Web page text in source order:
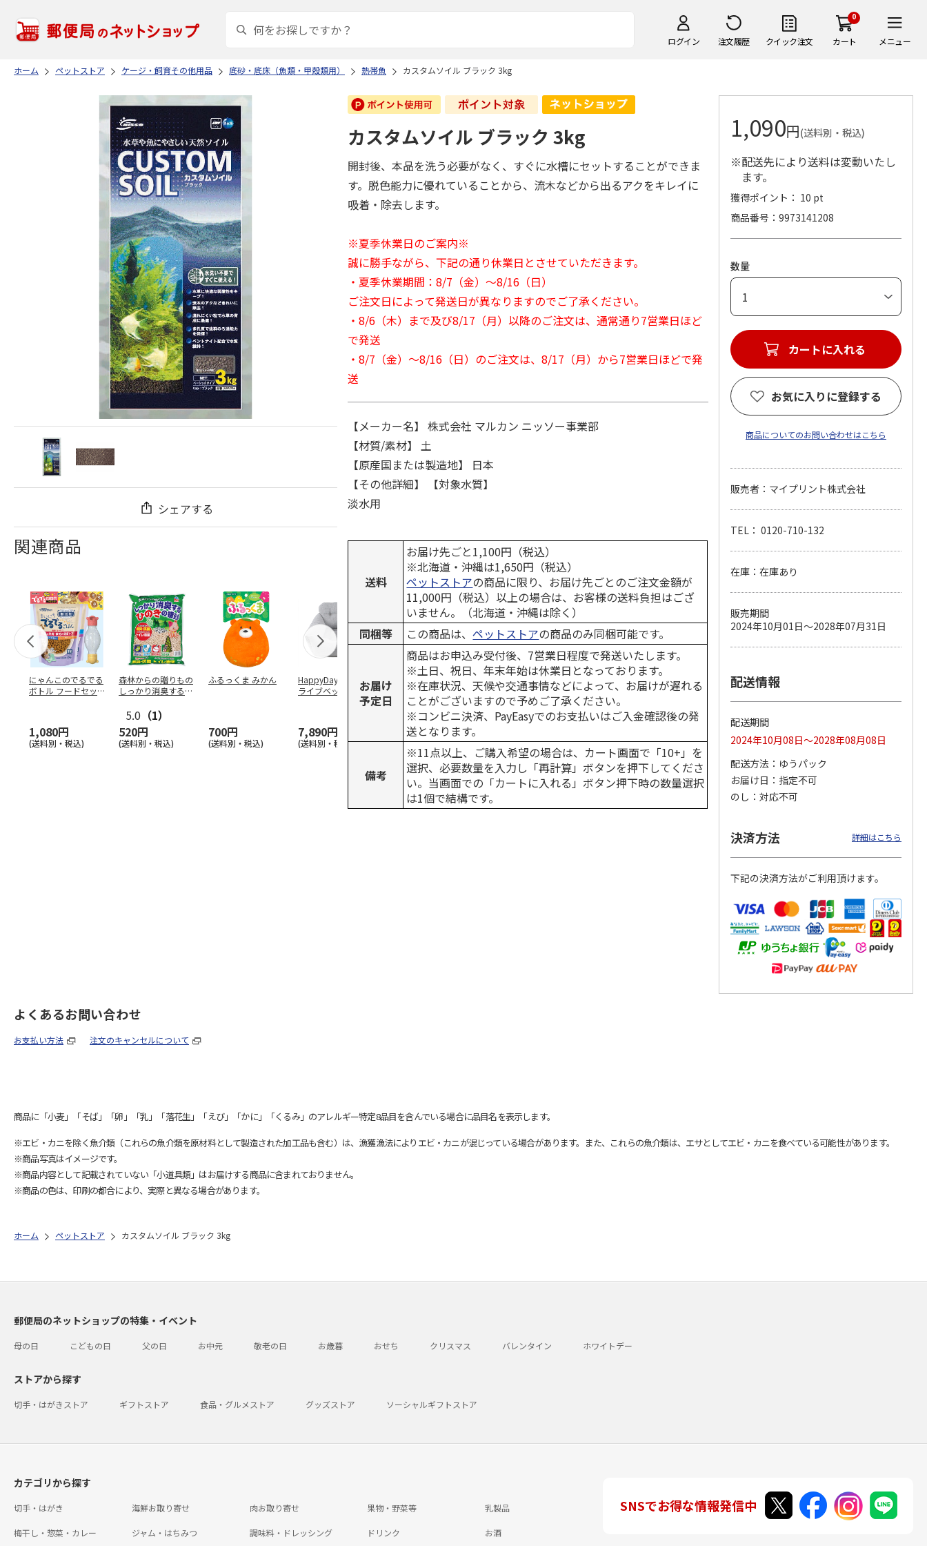
ログイン 注文履歴 クイック注文
0
カート メニュー
ホーム ペットストア ケージ・飼育その他用品 底砂・底床（魚類・甲殻類用） 熱帯魚 カスタムソイル ブラック 3kg
シェアする
関連商品
にゃんこのでるでる
ボトル フードセッ
1,080円
(送料別・税込)
森林からの贈りもの
しっかり消臭するひ
5.0 （1）
520円
(送料別・税込)
ふるっくま みかん
700円
(送料別・税込)
HappyDays 2wayド
ライブベッド グレ
7,890円
(送料別・税込)
獣医師開発 ニオイ
をとる砂専用 猫ト
イレ ナチュラルグ
1,550円
(送料別・税込)
デオトイレ 飛び散
らない消臭・抗菌サ
ンド 4L
(送料別・税込)
銀のスプーン パウ
チ 健康に育つ子ね
こ用 まぐろ・かつ
おに…
(送料別・税込)
無添加良品 カムカ
ムデンタルコーン
…
(送料別・税込)
ペット線香 虹のか
なた フルーティフ
ローラルの香り
590円
(送料別・税込)
えBOX とりささ…
380円
(送料別・税込)
カスタムソイル ブラック 3kg
開封後、本品を洗う必要がなく、すぐに水槽にセットすることができま
す。脱色能力に優れていることから、流木などから出るアクをキレイに
吸着・除去します。
※夏季休業日のご案内※
誠に勝手ながら、下記の通り休業日とさせていただきます。
・夏季休業期間：8/7（金）～8/16（日）
ご注文日によって発送日が異なりますのでご了承ください。
・8/6（木）まで及び8/17（月）以降のご注文は、通常通り7営業日ほど
で発送
・8/7（金）～8/16（日）のご注文は、8/17（月）から7営業日ほどで発
送
【メーカー名】 株式会社 マルカン ニッソー事業部
【材質/素材】 土
【原産国または製造地】 日本
【その他詳細】 【対象水質】
淡水用
送料
お届け先ごと1,100円（税込）
※北海道・沖縄は1,650円（税込）
ペットストアの商品に限り、お届け先ごとのご注文金額が
11,000円（税込）以上の場合は、お客様の送料負担はござ
いません。（北海道・沖縄は除く）
同梱等
この商品は、ペットストアの商品のみ同梱可能です。
お届け
予定日
商品はお申込み受付後、7営業日程度で発送いたします。
※土日、祝日、年末年始は休業日となっております。
※在庫状況、天候や交通事情などによって、お届けが遅れる
ことがございますので予めご了承ください。
※コンビニ決済、PayEasyでのお支払いはご入金確認後の発
送となります。
備考
※11点以上、ご購入希望の場合は、カート画面で「10+」を
選択、必要数量を入力し「再計算」ボタンを押下してくださ
い。当画面での「カートに入れる」ボタン押下時の数量選択
は1個で結構です。
1,090円(送料別・税込)
※配送先により送料は変動いたし
ます。
獲得ポイント： 10 pt
商品番号
9973141208
数量
カートに入れる
お気に入りに登録する
商品についてのお問い合わせはこちら
販売者：マイプリント株式会社
TEL： 0120-710-132
在庫：在庫あり
販売期間
2024年10月01日～2028年07月31日
配送情報
配送期間
2024年10月08日～2028年08月08日
配送方法
ゆうパック
お届け日
指定不可
のし
対応不可
決済方法 詳細はこちら
下記の決済方法がご利用頂けます。
よくあるお問い合わせ
お支払い方法 注文のキャンセルについて
商品に「小麦」「そば」「卵」「乳」「落花生」「えび」「かに」「くるみ」のアレルギー特定8品目を含んでいる場合に品目名を表示します。
※エビ・カニを除く魚介類（これらの魚介類を原材料として製造された加工品も含む）は、漁獲漁法によりエビ・カニが混じっている場合があります。また、これらの魚介類は、エサとしてエビ・カニを食べている可能性があります。
※商品写真はイメージです。
※商品内容として記載されていない「小道具類」はお届けする商品に含まれておりません。
※商品の色は、印刷の都合により、実際と異なる場合があります。
ホーム ペットストア カスタムソイル ブラック 3kg
郵便局のネットショップの特集・イベント
母の日 こどもの日 父の日 お中元 敬老の日 お歳暮 おせち クリスマス バレンタイン ホワイトデー
ストアから探す
切手・はがきストア ギフトストア 食品・グルメストア グッズストア ソーシャルギフトストア
カテゴリから探す
切手・はがき 海鮮お取り寄せ 肉お取り寄せ 果物・野菜等 乳製品
梅干し・惣菜・カレー ジャム・はちみつ 調味料・ドレッシング ドリンク お酒
SNSでお得な情報発信中